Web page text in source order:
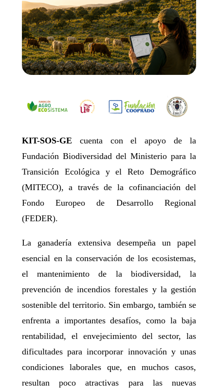
KIT-SOS-GE cuenta con el apoyo de la
Fundación Biodiversidad del Ministerio para la
Transición Ecológica y el Reto Demográfico
(MITECO), a través de la cofinanciación del
Fondo Europeo de Desarrollo Regional
(FEDER).
La ganadería extensiva desempeña un papel
esencial en la conservación de los ecosistemas,
el mantenimiento de la biodiversidad, la
prevención de incendios forestales y la gestión
sostenible del territorio. Sin embargo, también se
enfrenta a importantes desafíos, como la baja
rentabilidad, el envejecimiento del sector, las
dificultades para incorporar innovación y unas
condiciones laborales que, en muchos casos,
resultan poco atractivas para las nuevas